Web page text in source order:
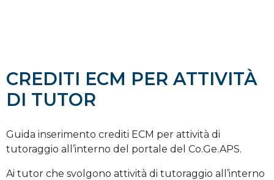
CREDITI ECM PER ATTIVITÀ
DI TUTOR
Guida inserimento crediti ECM per attività di
tutoraggio all’interno del portale del Co.Ge.APS.
Ai tutor che svolgono attività di tutoraggio all’interno